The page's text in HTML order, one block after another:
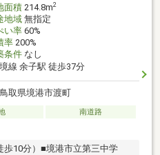
面積214.8m2
地域無指定
い率60%
率200%
条件なし
境線 余子駅 徒歩37分
鳥取県境港市渡町
南道路
歩10分）■境港市立第三中学